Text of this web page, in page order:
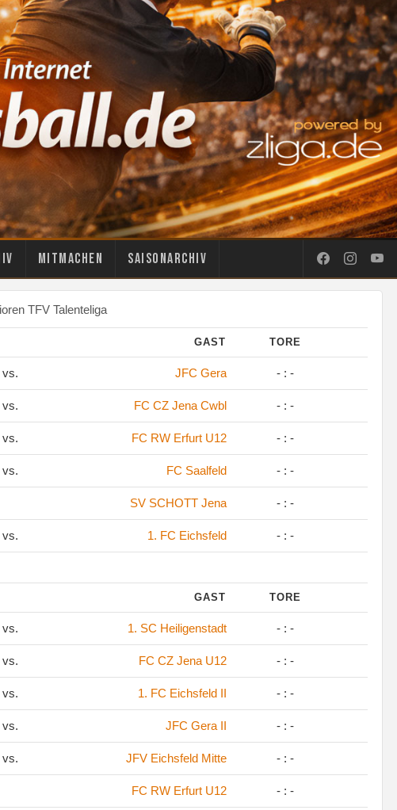
Mitmachen Saisonarchiv
TFV Talenteliga
GAST TORE
vs. JFC Gera - : -
vs. FC CZ Jena Cwbl - : -
vs. FC RW Erfurt U12 - : -
vs. FC Saalfeld - : -
SV SCHOTT Jena - : -
vs. 1. FC Eichsfeld - : -
GAST TORE
vs. 1. SC Heiligenstadt - : -
vs. FC CZ Jena U12 - : -
vs. 1. FC Eichsfeld II - : -
vs. JFC Gera II - : -
vs. JFV Eichsfeld Mitte - : -
FC RW Erfurt U12 - : -